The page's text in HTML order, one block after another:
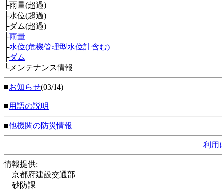
├雨量(超過)
├水位(超過)
├ダム(超過)
├雨量
├水位(危機管理型水位計含む)
├ダム
└メンテナンス情報
■お知らせ(03/14)
■用語の説明
■他機関の防災情報
利用
情報提供:
京都府建設交通部
砂防課